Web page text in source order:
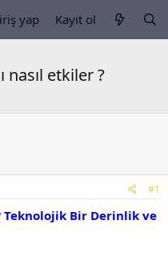
yap Kayıt ol
nasıl etkiler ?
#1
Teknolojik Bir Derinlik ve